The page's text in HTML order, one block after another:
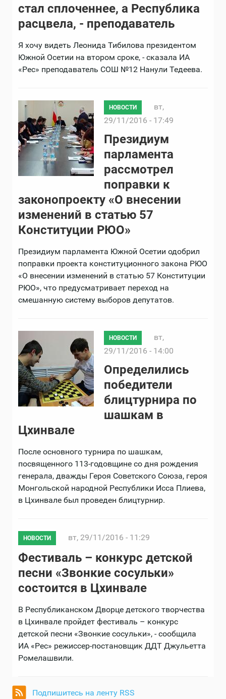
стал сплоченнее, а Республика
расцвела, - преподаватель
Я хочу видеть Леонида Тибилова президентом
Южной Осетии на втором сроке, - сказала ИА
«Рес» преподаватель СОШ №12 Нанули Тедеева.
НОВОСТИ
вт,
29/11/2016 - 17:49
Президиум
парламента
рассмотрел
поправки к
законопроекту «О внесении
изменений в статью 57
Конституции РЮО»
Президиум парламента Южной Осетии одобрил
поправки проекта конституционного закона РЮО
«О внесении изменений в статью 57 Конституции
РЮО», что предусматривает переход на
смешанную систему выборов депутатов.
НОВОСТИ
вт,
29/11/2016 - 14:00
Определились
победители
блицтурнира по
шашкам в
Цхинвале
После основного турнира по шашкам,
посвященного 113-годовщине со дня рождения
генерала, дважды Героя Советского Союза, героя
Монгольской народной Республики Исса Плиева,
в Цхинвале был проведен блицтурнир.
НОВОСТИ вт, 29/11/2016 - 11:29
Фестиваль – конкурс детской
песни «Звонкие сосульки»
состоится в Цхинвале
В Республиканском Дворце детского творчества
в Цхинвале пройдет фестиваль – конкурс
детской песни «Звонкие сосульки», - сообщила
ИА «Рес» режиссер-постановщик ДДТ Джульетта
Ромелашвили.
Подпишитесь на ленту RSS